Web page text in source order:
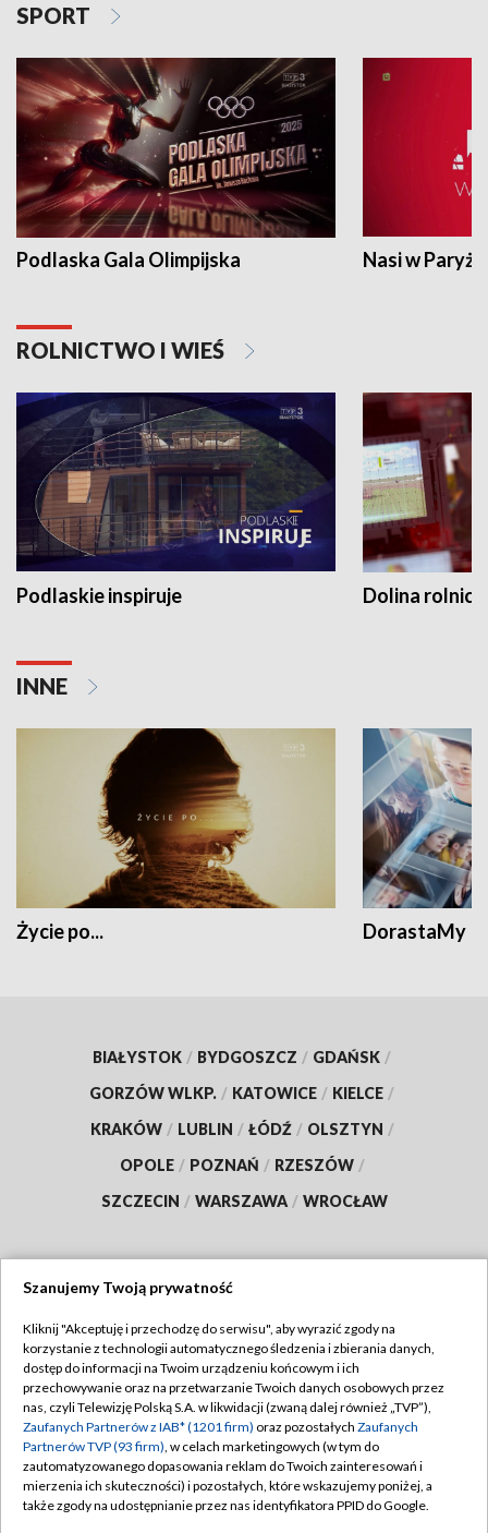
SPORT
Podlaska Gala Olimpijska Nasi w Paryżu
ROLNICTWO I WIEŚ
Podlaskie inspiruje Dolina
INNE
Życie po... DorastaMy
BIAŁYSTOK / BYDGOSZCZ / GDAŃSK /
GORZÓW WLKP. / KATOWICE / KIELCE /
KRAKÓW / LUBLIN / ŁÓDŹ / OLSZTYN /
OPOLE / POZNAŃ / RZESZÓW /
SZCZECIN / WARSZAWA / WROCŁAW
TVP
Abonament TVP
Emisja w TVP
Centrum informacji TVP
Naziemna Telewizja Cyfrowa
Regulamin TVP
Polityka prywatności
Moje zgody
Pomoc
Szanujemy Twoją prywatność
Kliknij "Akceptuję i przechodzę do serwisu", aby wyrazić zgody na
korzystanie z technologii automatycznego śledzenia i zbierania danych,
dostęp do informacji na Twoim urządzeniu końcowym i ich
przechowywanie oraz na przetwarzanie Twoich danych osobowych przez
nas, czyli Telewizję Polską S.A. w likwidacji (zwaną dalej również „TVP”),
Zaufanych Partnerów z IAB* (1201 firm) oraz pozostałych Zaufanych
Partnerów TVP (93 firm), w celach marketingowych (w tym do
zautomatyzowanego dopasowania reklam do Twoich zainteresowań i
mierzenia ich skuteczności) i pozostałych, które wskazujemy poniżej, a
także zgody na udostępnianie przez nas identyfikatora PPID do Google.